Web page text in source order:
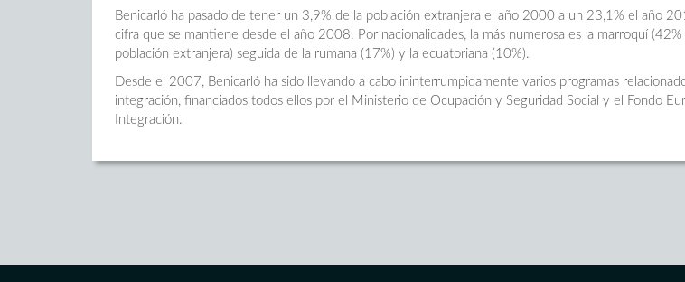
Benicarló ha pasado de tener un 3,9% de la población extranjera el año 2000 a un 23,1% el año
cifra que se mantiene desde el año 2008. Por nacionalidades, la más numerosa es la marroquí (42%
población extranjera) seguida de la rumana (17%) y la ecuatoriana (10%).
Desde el 2007, Benicarló ha sido llevando a cabo ininterrumpidamente varios programas
integración, financiados todos ellos por el Ministerio de Ocupación y Seguridad Social y el Fondo
Integración.